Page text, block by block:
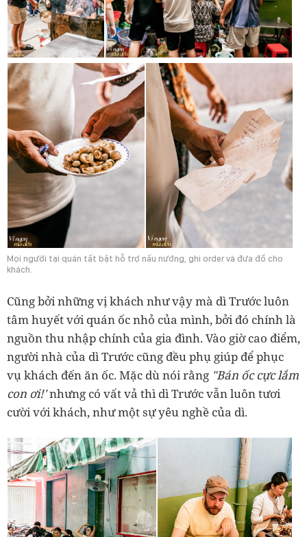
Mọi người tại quán tất bật hỗ trợ nấu nướng, ghi order và đưa đồ cho
khách.
Cũng bởi những vị khách như vậy mà dì Trước luôn
tâm huyết với quán ốc nhỏ của mình, bởi đó chính là
nguồn thu nhập chính của gia đình. Vào giờ cao điểm,
người nhà của dì Trước cũng đều phụ giúp để phục
vụ khách đến ăn ốc. Mặc dù nói rằng "Bán ốc cực lắm
con ơi!'nhưng có vất vả thì dì Trước vẫn luôn tươi
cười với khách, như một sự yêu nghề của dì.